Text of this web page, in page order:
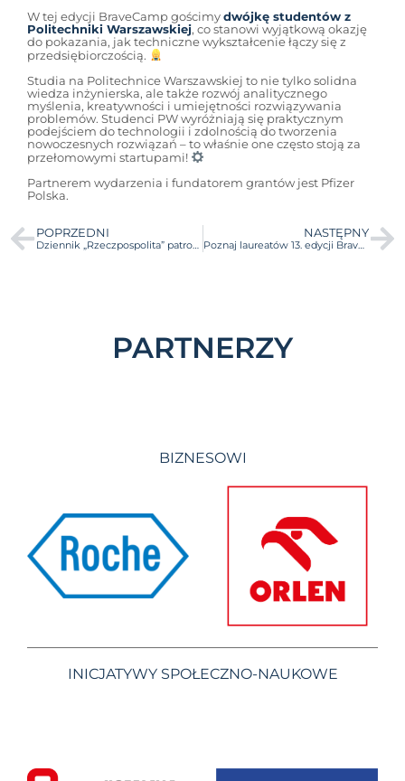
W tej edycji BraveCamp gościmy dwójkę studentów z
Politechniki Warszawskiej, co stanowi wyjątkową okazję
do pokazania, jak techniczne wykształcenie łączy się z
przedsiębiorczością.
Studia na Politechnice Warszawskiej to nie tylko solidna
wiedza inżynierska, ale także rozwój analitycznego
myślenia, kreatywności i umiejętności rozwiązywania
problemów. Studenci PW wyróżniają się praktycznym
podejściem do technologii i zdolnością do tworzenia
nowoczesnych rozwiązań – to właśnie one często stoją za
przełomowymi startupami!
Partnerem wydarzenia i fundatorem grantów jest Pfizer
Polska.
POPRZEDNI NASTĘPNY
Poznaj laureatów 13. edycji BraveCamp!
PARTNERZY
BIZNESOWI
INICJATYWY SPOŁECZNO-NAUKOWE